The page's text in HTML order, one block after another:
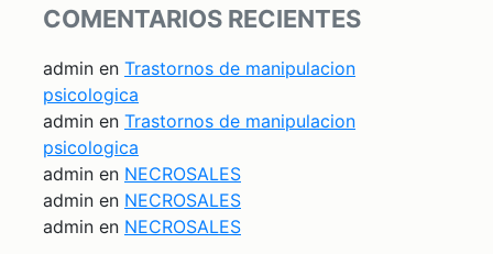
COMENTARIOS RECIENTES
admin en Trastornos de manipulacion
psicologica
admin en Trastornos de manipulacion
psicologica
admin en NECROSALES
admin en NECROSALES
admin en NECROSALES